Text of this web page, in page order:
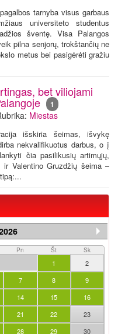
tarnyba visus garbaus
universiteto studentus
šventę. Visa Palangos
pilna senjorų, trokštančių ne
metus bei pasigėrėti gražiu
bet viliojami
1
Miestas
išskiria šeimas, išvykę
nekvalifikuotus darbus, o į
čia pasilikusių artimųjų,
Valentino Gruzdžių šeima –
Pn Št Sk
1
2
7 8
9
14 15
16
21 22
23
28 29 30